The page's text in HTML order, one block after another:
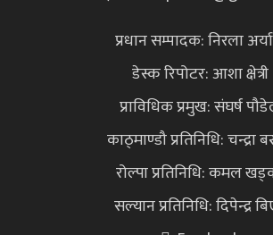
प्रधान सम्पादक: निरला
डेस्क रिपोटर: आशा क्षेत्री
प्राविधिक प्रमुख: संघर्ष
काठ्माण्डौ प्रतिनिधि: चन्द्रा
रोल्पा प्रतिनिधि: कमल
सल्यान प्रतिनिधि: दिपेन्द्र